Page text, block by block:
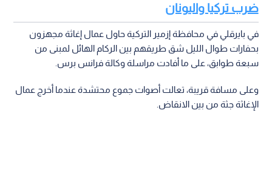
ضرب تركيا واليونان
في بايرقلي في محافظة إزمير التركية حاول عمال إغاثة مجهزون
بحفارات طوال الليل شق طريقهم بين الركام الهائل لمبنى من
سبعة طوابق، على ما أفادت مراسلة وكالة فرانس برس.
وعلى مسافة قريبة، تعالت أصوات جموع محتشدة عندما أخرج عمال
الإغاثة جثة من بين الانقاض.